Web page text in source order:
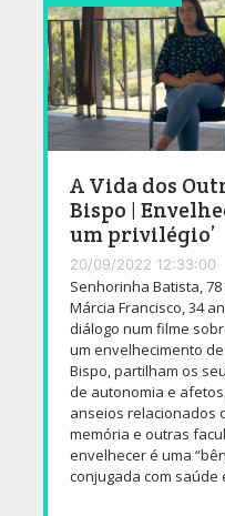
A Vida dos
Bispo |
um privilégio’
20/09/2022 12:33:00
Senhorinha Batista,
Márcia Francisco, 34
diálogo num filme
um envelhecimento
Bispo, partilham os
de autonomia e
anseios relacionados
memória e outras
envelhecer é uma
conjugada com saúde